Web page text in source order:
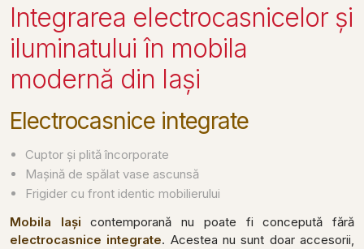
Integrarea electrocasnicelor și
iluminatului în mobila
modernă din Iași
Electrocasnice integrate
Cuptor și plită încorporate
Mașină de spălat vase ascunsă
Frigider cu front identic mobilierului
Mobila Iași contemporană nu poate fi concepută fără
electrocasnice integrate. Acestea nu sunt doar accesorii,